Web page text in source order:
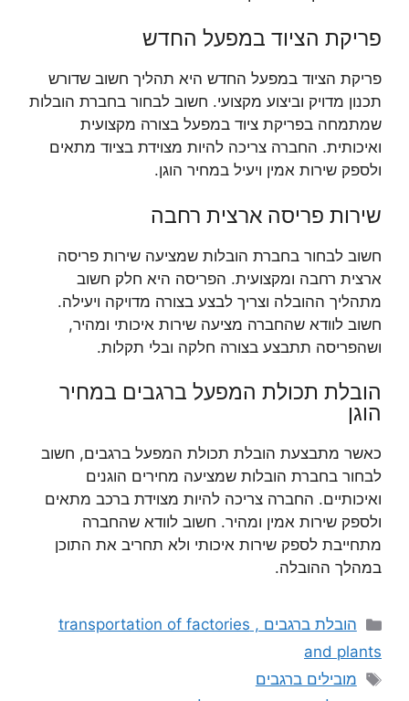
פריקת הציוד במפעל החדש
פריקת הציוד במפעל החדש היא תהליך חשוב שדורש
תכנון מדויק וביצוע מקצועי. חשוב לבחור בחברת הובלות
שמתמחה בפריקת ציוד במפעל בצורה מקצועית
ואיכותית. החברה צריכה להיות מצוידת בציוד מתאים
ולספק שירות אמין ויעיל במחיר הוגן.
שירות פריסה ארצית רחבה
חשוב לבחור בחברת הובלות שמציעה שירות פריסה
ארצית רחבה ומקצועית. הפריסה היא חלק חשוב
מתהליך ההובלה וצריך לבצע בצורה מדויקה ויעילה.
חשוב לוודא שהחברה מציעה שירות איכותי ומהיר,
ושהפריסה תתבצע בצורה חלקה ובלי תקלות.
הובלת תכולת המפעל ברגבים במחיר
הוגן
כאשר מתבצעת הובלת תכולת המפעל ברגבים, חשוב
לבחור בחברת הובלות שמציעה מחירים הוגנים
ואיכותיים. החברה צריכה להיות מצוידת ברכב מתאים
ולספק שירות אמין ומהיר. חשוב לוודא שהחברה
מתחייבת לספק שירות איכותי ולא תחריב את התוכן
במהלך ההובלה.
קטגוריות
הובלת ברגבים , transportation of factories
and plants
תגיות
מובילים ברגבים